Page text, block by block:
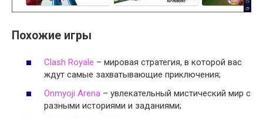
Похожие игры
Clash Royale – мировая стратегия, в которой вас
ждут самые захватывающие приключения;
Onmyoji Arena – увлекательный мистический мир с
разными историями и заданиями;